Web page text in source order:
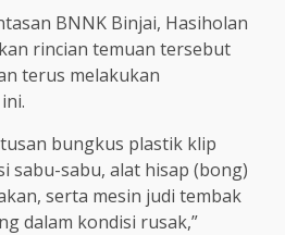
BNNK Binjai, Hasiholan
rincian temuan tersebut
terus melakukan
bungkus plastik klip
sabu-sabu, alat hisap (bong)
serta mesin judi tembak
dalam kondisi rusak,”